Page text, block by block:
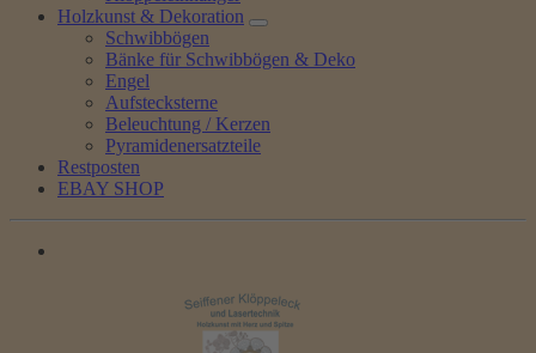
Holzkunst & Dekoration
Schwibbögen
Bänke für Schwibbögen & Deko
Engel
Aufstecksterne
Beleuchtung / Kerzen
Pyramidenersatzteile
Restposten
EBAY SHOP